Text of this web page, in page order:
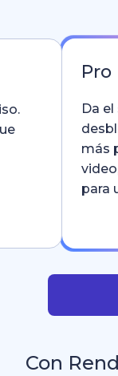
Pro
Da
más
para
Con